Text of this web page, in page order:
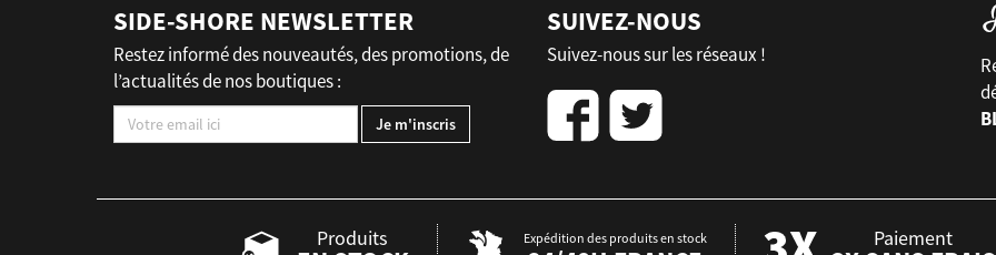
SIDE-SHORE NEWSLETTER
Restez informé des nouveautés, des promotions, de
l’actualités de nos boutiques :
SUIVEZ-NOUS
Suivez-nous sur les réseaux !
Produits Expédition des produits en stock Paiement